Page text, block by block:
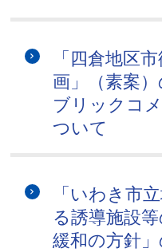
「四倉地区
画」（素案
ブリックコ
ついて
「いわき市
る誘導施設
緩和の方針